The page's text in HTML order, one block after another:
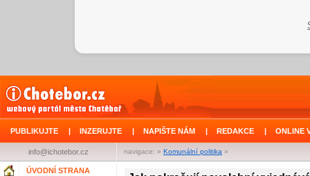
PUBLIKUJTE | INZERUJTE | NAPIŠTE NÁM | REDAKCE | ONLINE
navigace: » Komunální politika »
info@ichotebor.cz
ÚVODNÍ STRANA